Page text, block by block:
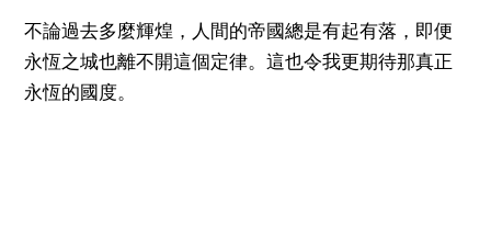
不論過去多麼輝煌，人間的帝國總是有起有落，即便
永恆之城也離不開這個定律。這也令我更期待那真正
永恆的國度。